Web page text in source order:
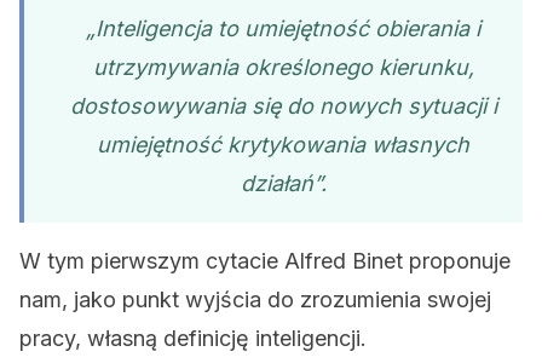
„Inteligencja to umiejętność obierania i
utrzymywania określonego kierunku,
dostosowywania się do nowych sytuacji i
umiejętność krytykowania własnych
działań”.
W tym pierwszym cytacie Alfred Binet proponuje
nam, jako punkt wyjścia do zrozumienia swojej
pracy, własną definicję inteligencji.